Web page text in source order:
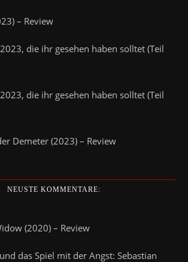
– Review
die ihr gesehen haben solltet (Teil
die ihr gesehen haben solltet (Teil
Demeter (2023) – Review
NEUSTE KOMMENTARE:
(2020) – Review
das Spiel mit der Angst: Sebastian